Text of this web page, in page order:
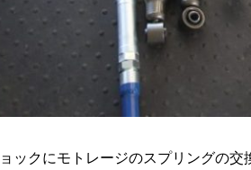
ックにモトレージのスプリングの交